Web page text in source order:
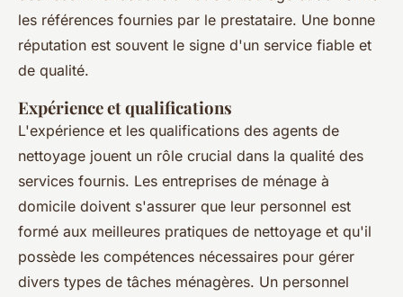
les références fournies par le prestataire. Une bonne
réputation est souvent le signe d'un service fiable et
de qualité.
Expérience et qualifications
L'expérience et les qualifications des agents de
nettoyage jouent un rôle crucial dans la qualité des
services fournis. Les entreprises de ménage à
domicile doivent s'assurer que leur personnel est
formé aux meilleures pratiques de nettoyage et qu'il
possède les compétences nécessaires pour gérer
divers types de tâches ménagères. Un personnel